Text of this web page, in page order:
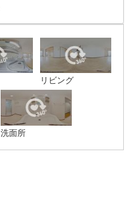
リビング
洗面所